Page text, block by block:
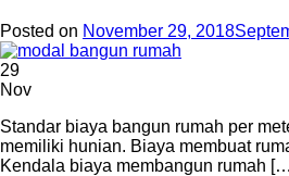
Posted on November 29, 2018
29
Nov
Standar biaya bangun rumah per
memiliki hunian. Biaya membuat
Kendala biaya membangun rumah